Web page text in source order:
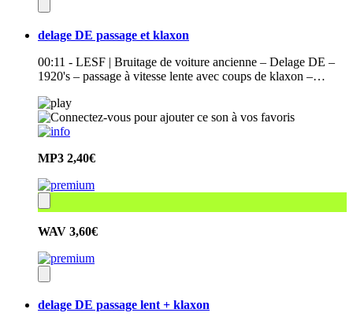
delage DE passage et klaxon
00:11 - LESF | Bruitage de voiture ancienne – Delage DE –
1920's – passage à vitesse lente avec coups de klaxon –…
MP3 2,40€
WAV 3,60€
delage DE passage lent + klaxon